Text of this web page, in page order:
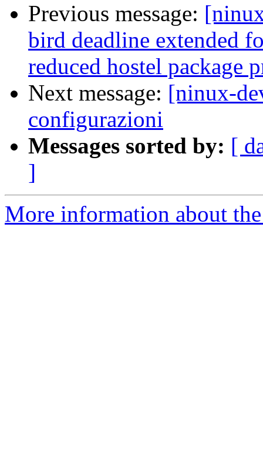
Previous message:
bird deadline extended
reduced hostel package
Next message: [ninux-
configurazioni
Messages sorted by: [
]
More information about